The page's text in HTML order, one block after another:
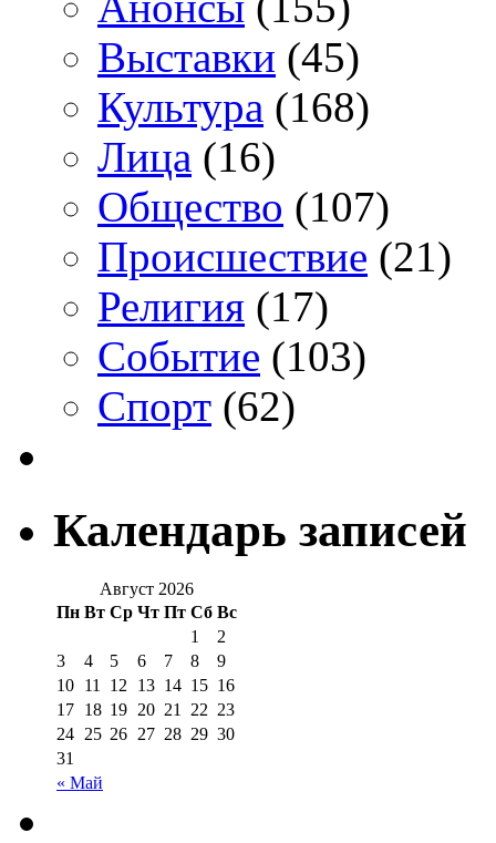
Выставки (45)
Культура (168)
Лица (16)
Общество (107)
Происшествие (21)
Религия (17)
Событие (103)
Спорт (62)
Календарь записей
Август 2026
Пн Вт Ср Чт Пт Сб Вс
« Май
1
2
3
4 5 6 7 8
9
10 11 12 13 14 15 16
17 18 19 20 21 22 23
24 25 26 27 28 29 30
31